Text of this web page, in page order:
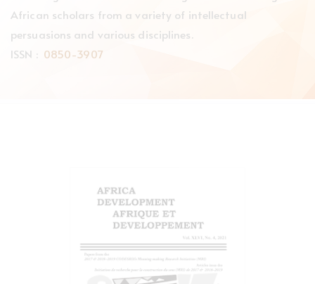
Content
African scholars from a variety of intellectual
persuasions and various disciplines.
ISSN : 0850-3907